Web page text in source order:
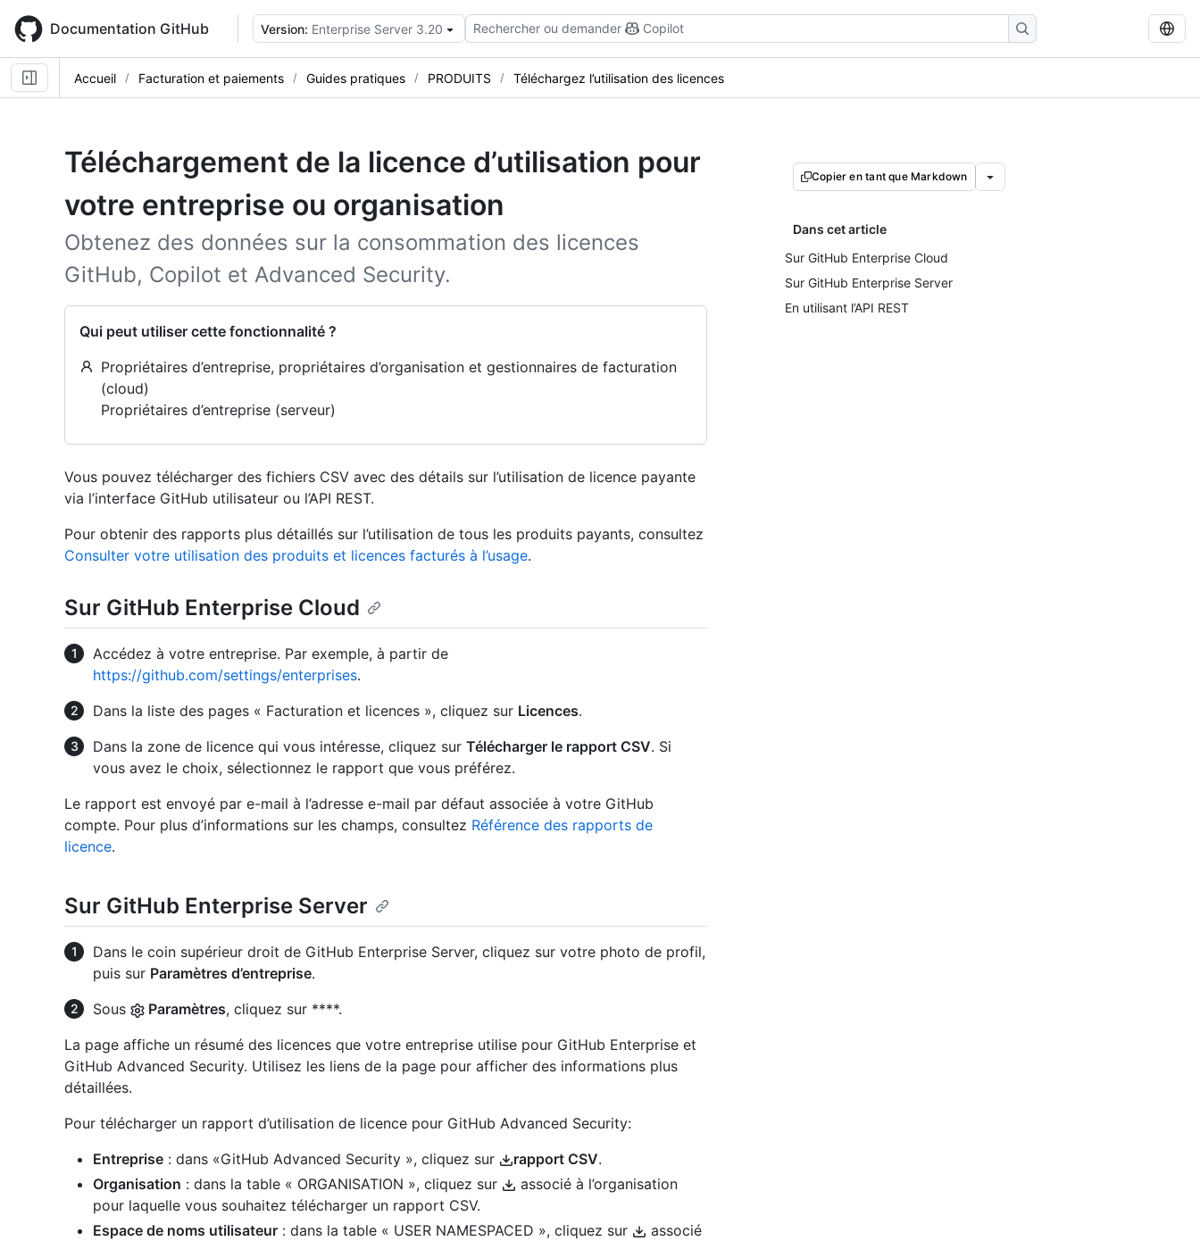
main
content
Documentation GitHub Version: Enterprise Server 3.20 Rechercher ou demander Copilot
Accueil Facturation et paiements Guides pratiques PRODUITS Téléchargez l’utilisation des licences
Téléchargement de la licence d’utilisation pour
votre entreprise ou organisation
Obtenez des données sur la consommation des licences
GitHub, Copilot et Advanced Security.
Qui peut utiliser cette fonctionnalité ?
Propriétaires d’entreprise, propriétaires d’organisation et gestionnaires de facturation
(cloud)
Propriétaires d’entreprise (serveur)
Copier en tant que Markdown
Dans cet article
Sur GitHub Enterprise Cloud
Sur GitHub Enterprise Server
En utilisant l’API REST
Vous pouvez télécharger des fichiers CSV avec des détails sur l’utilisation de licence payante
via l’interface GitHub utilisateur ou l’API REST.
Pour obtenir des rapports plus détaillés sur l’utilisation de tous les produits payants, consultez
Consulter votre utilisation des produits et licences facturés à l’usage.
Sur GitHub Enterprise Cloud
Accédez à votre entreprise. Par exemple, à partir de
https://github.com/settings/enterprises.
Dans la liste des pages « Facturation et licences », cliquez sur Licences.
Dans la zone de licence qui vous intéresse, cliquez sur Télécharger le rapport CSV. Si
vous avez le choix, sélectionnez le rapport que vous préférez.
Le rapport est envoyé par e-mail à l’adresse e-mail par défaut associée à votre GitHub
compte. Pour plus d’informations sur les champs, consultez Référence des rapports de
licence.
Sur GitHub Enterprise Server
Dans le coin supérieur droit de GitHub Enterprise Server, cliquez sur votre photo de profil,
puis sur Paramètres d’entreprise.
Sous
Paramètres, cliquez sur ****.
La page affiche un résumé des licences que votre entreprise utilise pour GitHub Enterprise et
GitHub Advanced Security. Utilisez les liens de la page pour afficher des informations plus
détaillées.
Pour télécharger un rapport d’utilisation de licence pour GitHub Advanced Security:
Entreprise : dans «GitHub Advanced Security », cliquez sur rapport CSV.
Organisation : dans la table « ORGANISATION », cliquez sur
associé à l’organisation
pour laquelle vous souhaitez télécharger un rapport CSV.
Espace de noms utilisateur : dans la table « USER NAMESPACED », cliquez sur
associé